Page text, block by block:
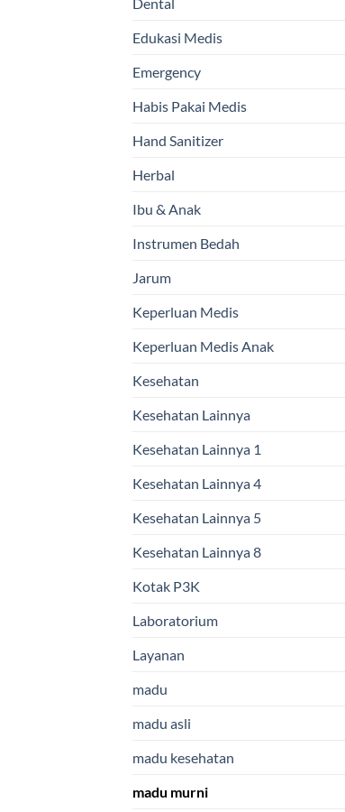
Edukasi Medis
Emergency
Habis Pakai Medis
Hand Sanitizer
Herbal
Ibu & Anak
Instrumen Bedah
Jarum
Keperluan Medis
Keperluan Medis Anak
Kesehatan
Kesehatan Lainnya
Kesehatan Lainnya 1
Kesehatan Lainnya 4
Kesehatan Lainnya 5
Kesehatan Lainnya 8
Kotak P3K
Laboratorium
Layanan
madu
madu asli
madu kesehatan
madu murni